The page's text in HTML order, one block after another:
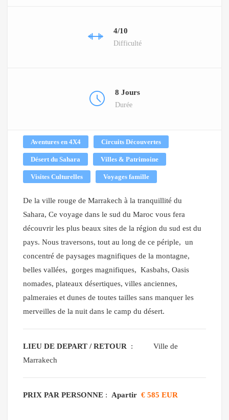
4/10
Difficulté
8 Jours
Durée
Aventures en 4X4 Circuits Découvertes
Désert du Sahara Villes & Patrimoine
Visites Culturelles Voyages famille
De la ville rouge de Marrakech à la tranquillité du
Sahara, Ce voyage dans le sud du Maroc vous fera
découvrir les plus beaux sites de la région du sud est du
pays. Nous traversons, tout au long de ce périple, un
concentré de paysages magnifiques de la montagne,
belles vallées, gorges magnifiques, Kasbahs, Oasis
nomades, plateaux désertiques, villes anciennes,
palmeraies et dunes de toutes tailles sans manquer les
merveilles de la nuit dans le camp du désert.
LIEU DE DEPART / RETOUR
: Ville de
Marrakech
PRIX PAR PERSONNE : Apartir € 585 EUR